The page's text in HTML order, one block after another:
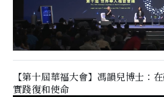
【第十屆華福大會】馮韻兒博士：
實踐復和使命